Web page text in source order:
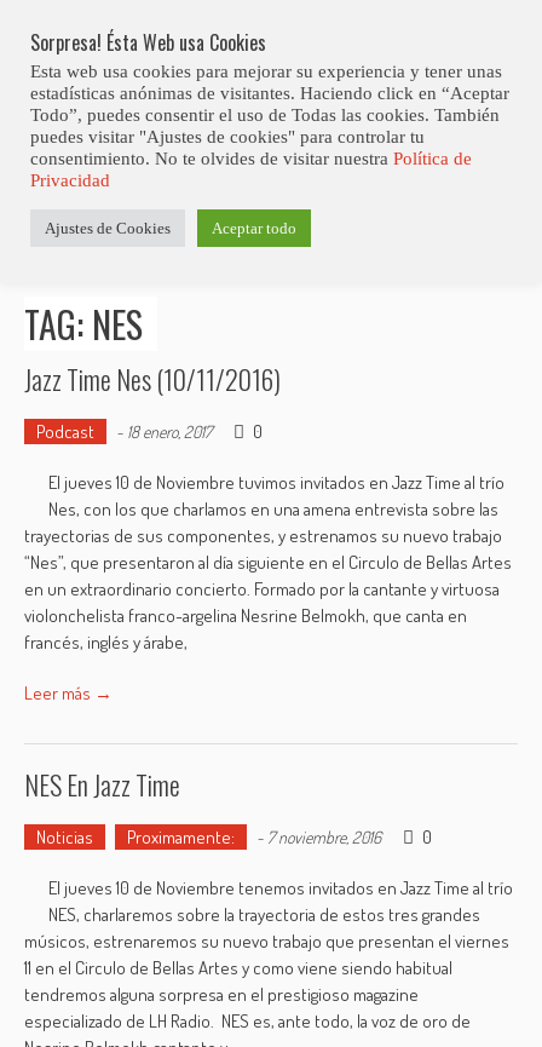
content
Club Contest.
Posts tagged "NES"
TAG: NES
Jazz Time Nes (10/11/2016)
Podcast - 18 enero, 2017 0
El jueves 10 de Noviembre tuvimos invitados en Jazz Time al trío
Nes, con los que charlamos en una amena entrevista sobre las
trayectorias de sus componentes, y estrenamos su nuevo trabajo
“Nes”, que presentaron al día siguiente en el Circulo de Bellas Artes
en un extraordinario concierto. Formado por la cantante y virtuosa
violonchelista franco-argelina Nesrine Belmokh, que canta en
francés, inglés y árabe,
Leer más →
NES En Jazz Time
Noticias Proximamente: - 7 noviembre, 2016 0
El jueves 10 de Noviembre tenemos invitados en Jazz Time al trío
NES, charlaremos sobre la trayectoria de estos tres grandes
músicos, estrenaremos su nuevo trabajo que presentan el viernes
11 en el Circulo de Bellas Artes y como viene siendo habitual
tendremos alguna sorpresa en el prestigioso magazine
especializado de LH Radio. NES es, ante todo, la voz de oro de
Sorpresa! Ésta Web usa Cookies
Esta web usa cookies para mejorar su experiencia y tener unas
estadísticas anónimas de visitantes. Haciendo click en “Aceptar
Todo”, puedes consentir el uso de Todas las cookies. También
puedes visitar "Ajustes de cookies" para controlar tu
consentimiento. No te olvides de visitar nuestra Política de
Privacidad
Ajustes de Cookies Aceptar todo